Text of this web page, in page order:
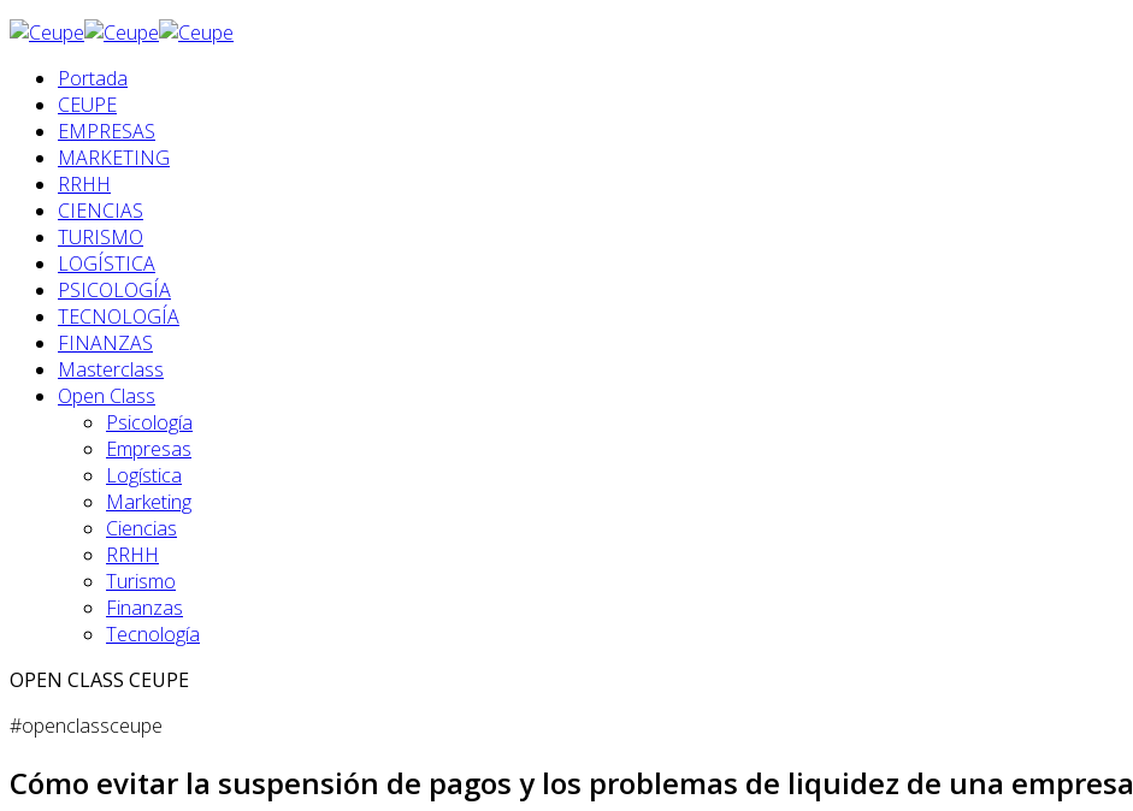
Portada
CEUPE
EMPRESAS
MARKETING
RRHH
CIENCIAS
TURISMO
LOGÍSTICA
PSICOLOGÍA
TECNOLOGÍA
FINANZAS
Masterclass
Open Class
Psicología
Empresas
Logística
Marketing
Ciencias
RRHH
Turismo
Finanzas
Tecnología
OPEN CLASS CEUPE
#openclassceupe
Cómo evitar la suspensión de pagos y los problemas de liquidez de una empresa